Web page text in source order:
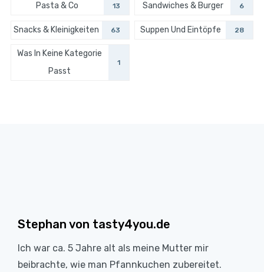
Pasta & Co 13 Sandwiches & Burger 6
Snacks & Kleinigkeiten 63 Suppen Und Eintöpfe 28
Was In Keine Kategorie
Passt
1
Stephan von tasty4you.de
Ich war ca. 5 Jahre alt als meine Mutter mir
beibrachte, wie man Pfannkuchen zubereitet.